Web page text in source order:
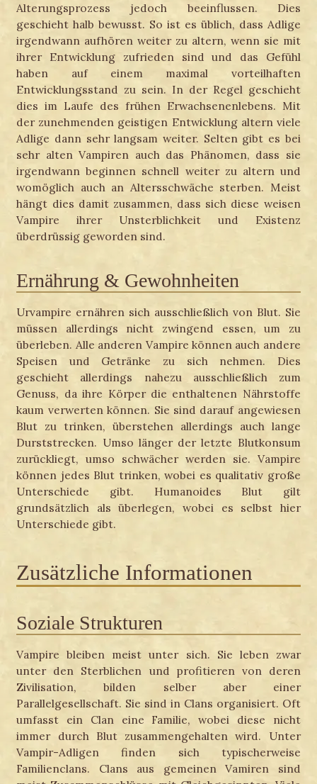
Alterungsprozess jedoch beeinflussen. Dies
geschieht halb bewusst. So ist es üblich, dass Adlige
irgendwann aufhören weiter zu altern, wenn sie mit
ihrer Entwicklung zufrieden sind und das Gefühl
haben auf einem maximal vorteilhaften
Entwicklungsstand zu sein. In der Regel geschieht
dies im Laufe des frühen Erwachsenenlebens. Mit
der zunehmenden geistigen Entwicklung altern viele
Adlige dann sehr langsam weiter. Selten gibt es bei
sehr alten Vampiren auch das Phänomen, dass sie
irgendwann beginnen schnell weiter zu altern und
womöglich auch an Altersschwäche sterben. Meist
hängt dies damit zusammen, dass sich diese weisen
Vampire ihrer Unsterblichkeit und Existenz
überdrüssig geworden sind.
Ernährung & Gewohnheiten
Urvampire ernähren sich ausschließlich von Blut. Sie
müssen allerdings nicht zwingend essen, um zu
überleben. Alle anderen Vampire können auch andere
Speisen und Getränke zu sich nehmen. Dies
geschieht allerdings nahezu ausschließlich zum
Genuss, da ihre Körper die enthaltenen Nährstoffe
kaum verwerten können. Sie sind darauf angewiesen
Blut zu trinken, überstehen allerdings auch lange
Durststrecken. Umso länger der letzte Blutkonsum
zurückliegt, umso schwächer werden sie. Vampire
können jedes Blut trinken, wobei es qualitativ große
Unterschiede gibt. Humanoides Blut gilt
grundsätzlich als überlegen, wobei es selbst hier
Unterschiede gibt.
Zusätzliche Informationen
Soziale Strukturen
Vampire bleiben meist unter sich. Sie leben zwar
unter den Sterblichen und profitieren von deren
Zivilisation, bilden selber aber einer
Parallelgesellschaft. Sie sind in Clans organisiert. Oft
umfasst ein Clan eine Familie, wobei diese nicht
immer durch Blut zusammengehalten wird. Unter
Vampir-Adligen finden sich typischerweise
Familienclans. Clans aus gemeinen Vamiren sind